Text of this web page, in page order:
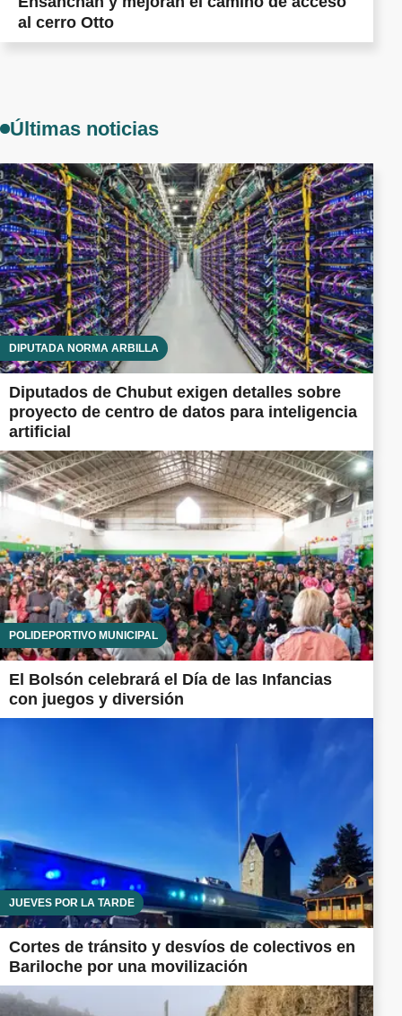
al cerro Otto
Últimas noticias
DIPUTADA NORMA ARBILLA
Diputados de Chubut exigen detalles sobre
proyecto de centro de datos para inteligencia
artificial
POLIDEPORTIVO MUNICIPAL
El Bolsón celebrará el Día de las Infancias
con juegos y diversión
JUEVES POR LA TARDE
Cortes de tránsito y desvíos de colectivos en
Bariloche por una movilización